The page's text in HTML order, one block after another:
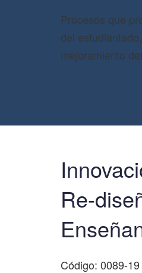
Procesos que
del
mejoramiento
Re-
Código: 0089-19